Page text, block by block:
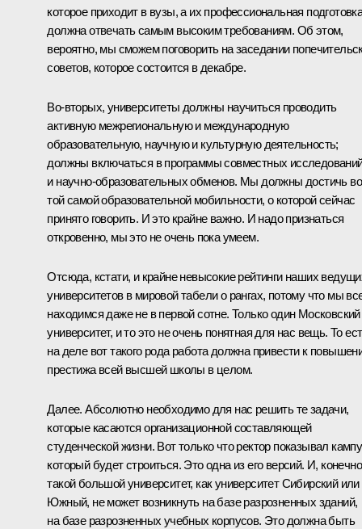
которое приходит в вузы, а их профессиональная
должна отвечать самым высоким требованиям. Об этом,
вероятно, мы сможем поговорить на заседании
советов, которое состоится в декабре.
Во‑вторых, университеты должны научиться проводить
активную межрегиональную и международную
образовательную, научную и культурную деятельность;
должны включаться в программы совместных
и научно-образовательных обменов. Мы должны достичь
той самой образовательной мобильности, о которой сейчас
принято говорить. И это крайне важно. И надо признаться
откровенно, мы это не очень пока умеем.
Отсюда, кстати, и крайне невысокие рейтинги наших
университетов в мировой табели о рангах, потому что мы
находимся даже не в первой сотне. Только один Московский
университет, и то это не очень понятная для нас вещь. То
на деле вот такого рода работа должна привести к
престижа всей высшей школы в целом.
Далее. Абсолютно необходимо для нас решить те задачи,
которые касаются организационной составляющей
студенческой жизни. Вот только что ректор показывал
который будет строиться. Это одна из его версий. И,
такой большой университет, как университет Сибирский или
Южный, не может возникнуть на базе разрозненных зданий,
на базе разрозненных учебных корпусов. Это должна быть